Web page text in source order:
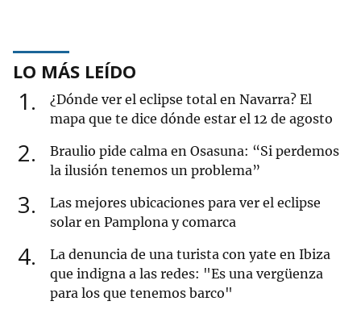
LO MÁS LEÍDO
1
¿Dónde ver el eclipse total en Navarra? El
mapa que te dice dónde estar el 12 de agosto
2
Braulio pide calma en Osasuna: “Si perdemos
la ilusión tenemos un problema”
3
Las mejores ubicaciones para ver el eclipse
solar en Pamplona y comarca
4
La denuncia de una turista con yate en Ibiza
que indigna a las redes: "Es una vergüenza
para los que tenemos barco"